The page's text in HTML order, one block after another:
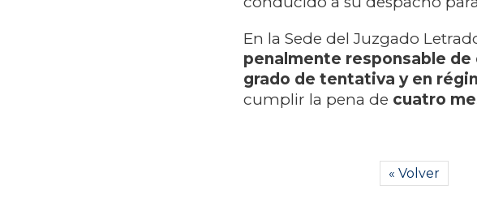
En la Sede del Juzgado
penalmente responsable
grado de tentativa y en
cumplir la pena de cuatro
« Volver